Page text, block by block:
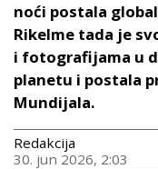
noći postala
Rikelme tada je
i fotografijama u
planetu i postala
Mundijala.
Redakcija
30. jun 2026, 2:03